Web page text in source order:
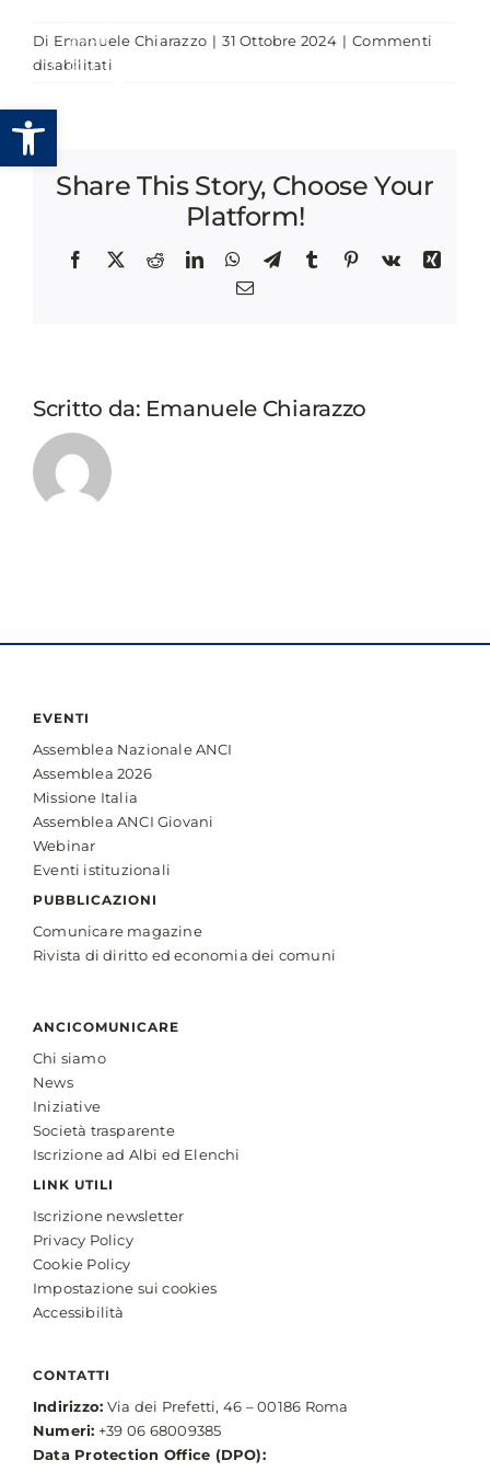
Apri la barra degli strumenti
contenuto
Di Emanuele Chiarazzo | 31 Ottobre 2024 | Commenti
disabilitatisu
IMBALLAGGI
COMPOSTABILE:
BIOREPACK
Share This Story, Choose Your
Platform!
Facebook
X RedditLinkedInWhatsApp
TelegramTumblr Pinterest
Vk Xing
Email
Scritto da: Emanuele Chiarazzo
EVENTI
Assemblea Nazionale ANCI
Assemblea 2026
Missione Italia
Assemblea ANCI Giovani
Webinar
Eventi istituzionali
PUBBLICAZIONI
Comunicare magazine
Rivista di diritto ed economia dei comuni
ANCICOMUNICARE
Chi siamo
News
Iniziative
Società trasparente
Iscrizione ad Albi ed Elenchi
LINK UTILI
Iscrizione newsletter
Privacy Policy
Cookie Policy
Impostazione sui cookies
Accessibilità
CONTATTI
Indirizzo: Via dei Prefetti, 46 – 00186 Roma
Numeri: +39 06 68009385
Data Protection Office (DPO):